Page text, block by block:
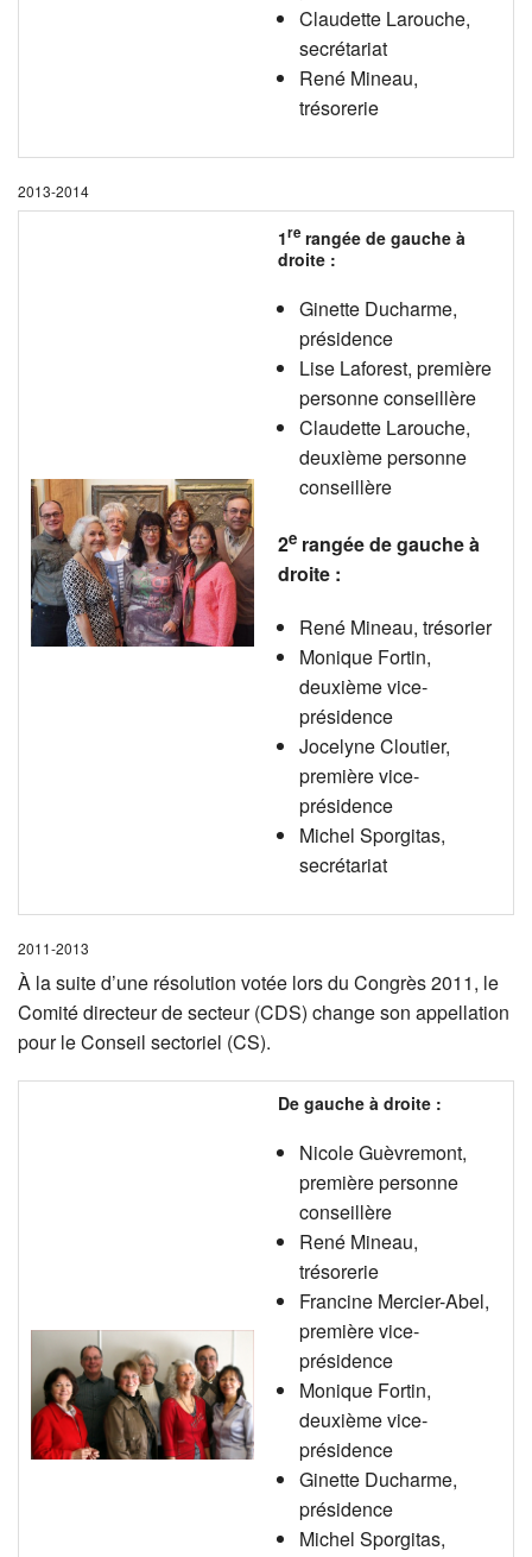
Claudette Larouche,
secrétariat
René Mineau,
trésorerie
2013-2014
1re rangée de gauche à
droite :
Ginette Ducharme,
présidence
Lise Laforest, première
personne conseillère
Claudette Larouche,
deuxième personne
conseillère
2e rangée de gauche à
droite :
René Mineau, trésorier
Monique Fortin,
deuxième vice-
présidence
Jocelyne Cloutier,
première vice-
présidence
Michel Sporgitas,
secrétariat
2011-2013
À la suite d’une résolution votée lors du Congrès 2011, le
Comité directeur de secteur (CDS) change son appellation
pour le Conseil sectoriel (CS).
De gauche à droite :
Nicole Guèvremont,
première personne
conseillère
René Mineau,
trésorerie
Francine Mercier-Abel,
première vice-
présidence
Monique Fortin,
deuxième vice-
présidence
Ginette Ducharme,
présidence
Michel Sporgitas,